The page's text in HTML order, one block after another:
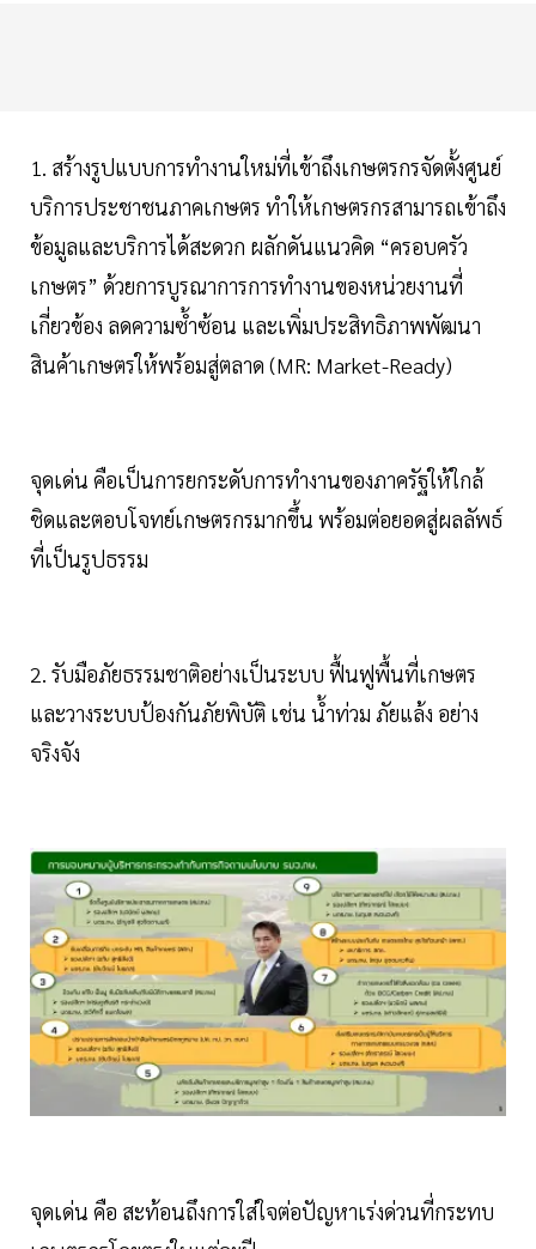
1. สร้างรูปแบบการทำงานใหม่ที่เข้าถึงเกษตรกรจัดตั้งศูนย์
บริการประชาชนภาคเกษตร ทำให้เกษตรกรสามารถเข้าถึง
ข้อมูลและบริการได้สะดวก ผลักดันแนวคิด “ครอบครัว
เกษตร” ด้วยการบูรณาการการทำงานของหน่วยงานที่
เกี่ยวข้อง ลดความซ้ำซ้อน และเพิ่มประสิทธิภาพพัฒนา
สินค้าเกษตรให้พร้อมสู่ตลาด (MR: Market-Ready)
จุดเด่น คือเป็นการยกระดับการทำงานของภาครัฐให้ใกล้
ชิดและตอบโจทย์เกษตรกรมากขึ้น พร้อมต่อยอดสู่ผลลัพธ์
ที่เป็นรูปธรรม
2. รับมือภัยธรรมชาติอย่างเป็นระบบ ฟื้นฟูพื้นที่เกษตร
และวางระบบป้องกันภัยพิบัติ เช่น น้ำท่วม ภัยแล้ง อย่าง
จริงจัง
จุดเด่น คือ สะท้อนถึงการใส่ใจต่อปัญหาเร่งด่วนที่กระทบ